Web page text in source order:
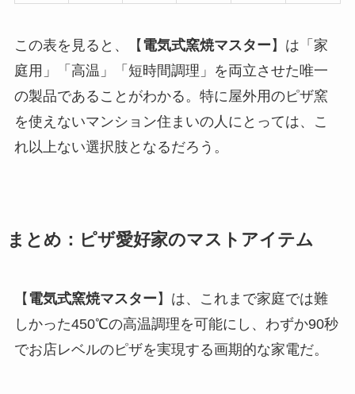
この表を見ると、【 電気式窯焼マスター 】は「家
庭用」「高温」「短時間調理」を両立させた唯一
の製品であることがわかる。特に屋外用のピザ窯
を使えないマンション住まいの人にとっては、こ
れ以上ない選択肢となるだろう。
まとめ：ピザ愛好家のマストアイテム
【 電気式窯焼マスター 】は、これまで家庭では難
しかった450℃の高温調理を可能にし、わずか90秒
でお店レベルのピザを実現する画期的な家電だ。